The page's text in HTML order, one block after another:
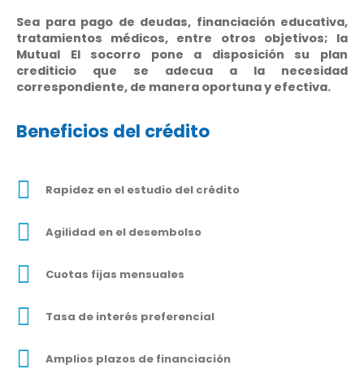
Sea para pago de deudas, financiación educativa,
tratamientos médicos, entre otros objetivos; la
Mutual El socorro pone a disposición su plan
crediticio que se adecua a la necesidad
correspondiente, de manera oportuna y efectiva.
Beneficios del crédito
Rapidez en el estudio del crédito
Agilidad en el desembolso
Cuotas fijas mensuales
Tasa de interés preferencial
Amplios plazos de financiación